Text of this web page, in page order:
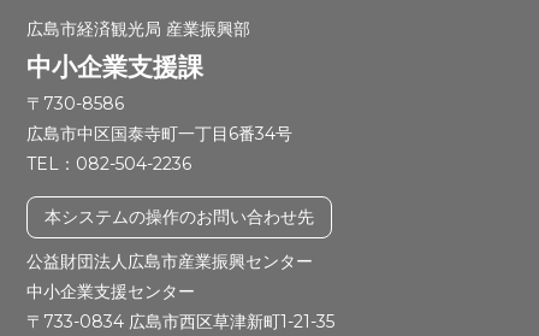
広島市経済観光局 産業振興部
中小企業支援課
〒730-8586
広島市中区国泰寺町一丁目6番34号
TEL：082-504-2236
本システムの操作のお問い合わせ先
公益財団法人広島市産業振興センター
中小企業支援センター
〒733-0834 広島市西区草津新町1-21-35